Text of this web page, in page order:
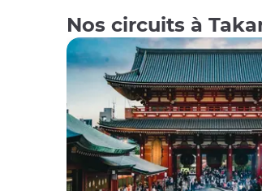
Nos circuits à